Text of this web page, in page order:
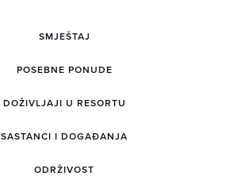
SMJEŠTAJ
POSEBNE PONUDE
DOŽIVLJAJI U RESORTU
SASTANCI I DOGAĐANJA
ODRŽIVOST